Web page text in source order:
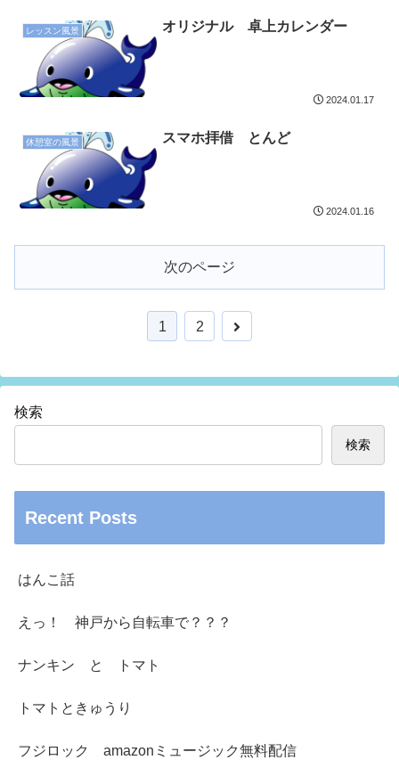
レッスン風景 オリジナル 卓上カレンダー
2024.01.17
休憩室の風景 スマホ拝借 とんど
2024.01.16
次のページ
1 2
検索
検索
Recent Posts
はんこ話
えっ！ 神戸から自転車で？？？
ナンキン と トマト
トマトときゅうり
フジロック amazonミュージック無料配信